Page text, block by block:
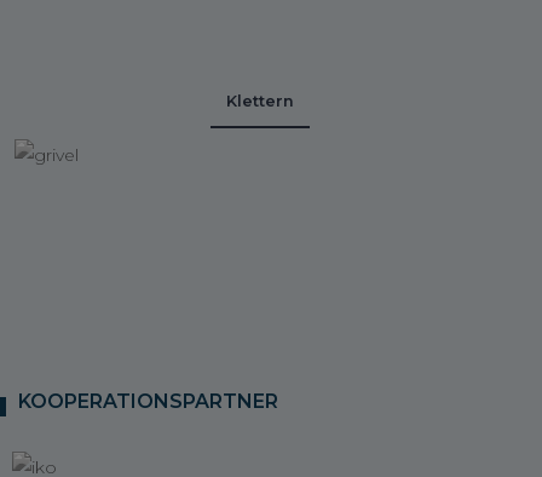
Klettern
KOOPERATIONSPARTNER